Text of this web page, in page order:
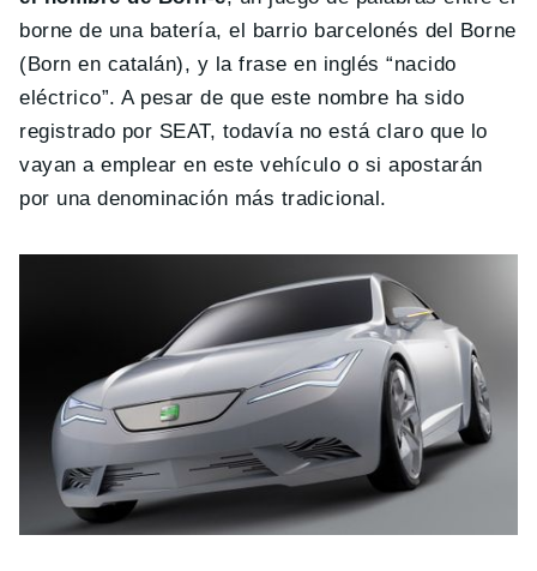
borne de una batería, el barrio barcelonés del Borne
(Born en catalán), y la frase en inglés “nacido
eléctrico”. A pesar de que este nombre ha sido
registrado por SEAT, todavía no está claro que lo
vayan a emplear en este vehículo o si apostarán
por una denominación más tradicional.